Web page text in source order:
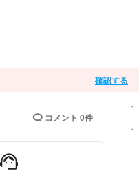
確認する
コメント 0件